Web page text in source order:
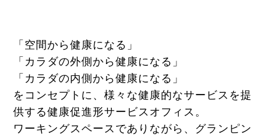
「空間から健康になる」
「カラダの外側から健康になる」
「カラダの内側から健康になる」
をコンセプトに、様々な健康的なサービスを提
供する健康促進形サービスオフィス。
ワーキングスペースでありながら、グランピン